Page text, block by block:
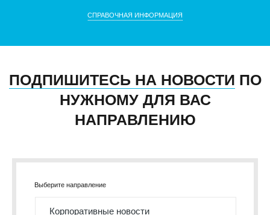
СПРАВОЧНАЯ ИНФОРМАЦИЯ
ПОДПИШИТЕСЬ НА НОВОСТИ ПО
НУЖНОМУ ДЛЯ ВАС
НАПРАВЛЕНИЮ
Выберите направление